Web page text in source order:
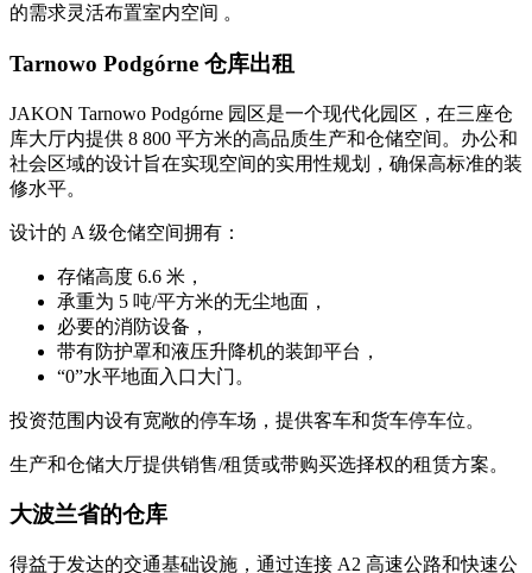
的需求灵活布置室内空间 。
Tarnowo Podgórne 仓库出租
JAKON Tarnowo Podgórne 园区是一个现代化园区，在三座仓
库大厅内提供 8 800 平方米的高品质生产和仓储空间。办公和
社会区域的设计旨在实现空间的实用性规划，确保高标准的装
修水平。
设计的 A 级仓储空间拥有：
存储高度 6.6 米，
承重为 5 吨/平方米的无尘地面，
必要的消防设备，
带有防护罩和液压升降机的装卸平台，
“0”水平地面入口大门。
投资范围内设有宽敞的停车场，提供客车和货车停车位。
生产和仓储大厅提供销售/租赁或带购买选择权的租赁方案。
大波兰省的仓库
得益于发达的交通基础设施，通过连接 A2 高速公路和快速公